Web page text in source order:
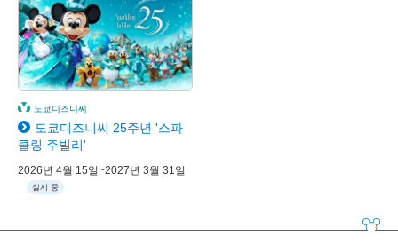
도쿄디즈니씨
도쿄디즈니씨 25주년 '스파
클링 주빌리'
2026년 4월 15일~2027년 3월 31일
실시 중